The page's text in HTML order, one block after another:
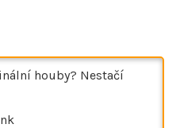
houby? Nestačí